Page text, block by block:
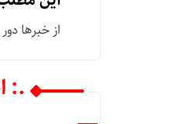
از خبرها
.: